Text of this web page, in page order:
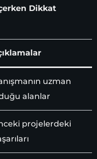
Dikkat
uzman
alanlar
projelerdeki